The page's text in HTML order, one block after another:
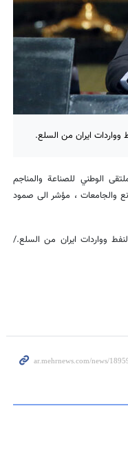
وواردات ايران من السلع.
الوطني للصناعة والمناجم
والجامعات ، مؤشر الى صمود
وواردات ايران من السلع./